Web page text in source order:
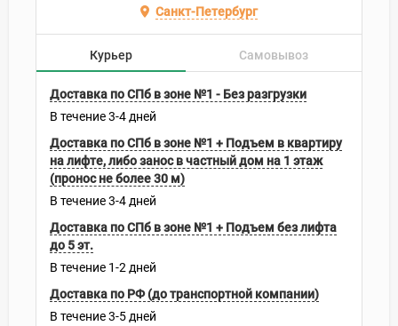
Санкт-Петербург
Курьер Самовывоз
Доставка по СПб в зоне №1 - Без разгрузки
В течение3-4 дней
Доставка по СПб в зоне №1 + Подъем в квартиру
на лифте, либо занос в частный дом на 1 этаж
(пронос не более 30 м)
В течение3-4 дней
Доставка по СПб в зоне №1 + Подъем без лифта
до 5 эт.
В течение 1-2 дней
Доставка по РФ (до транспортной компании)
В течение3-5 дней